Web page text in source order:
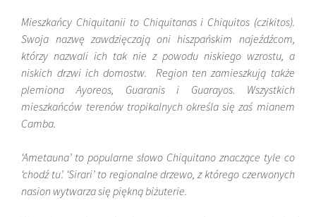
Mieszkańcy Chiquitanii to Chiquitanas i Chiquitos (czikitos).
Swoja nazwę zawdzięczają oni hiszpańskim najeźdźcom,
którzy nazwali ich tak nie z powodu niskiego wzrostu, a
niskich drzwi ich domostw. Region ten zamieszkują także
plemiona Ayoreos, Guaranis i Guarayos. Wszystkich
mieszkańców terenów tropikalnych określa się zaś mianem
Camba.
‘Ametauna’ to popularne słowo Chiquitano znaczące tyle co
‘chodź tu’. ‘Sirari’ to regionalne drzewo, z którego czerwonych
nasion wytwarza się piękną biżuterie.